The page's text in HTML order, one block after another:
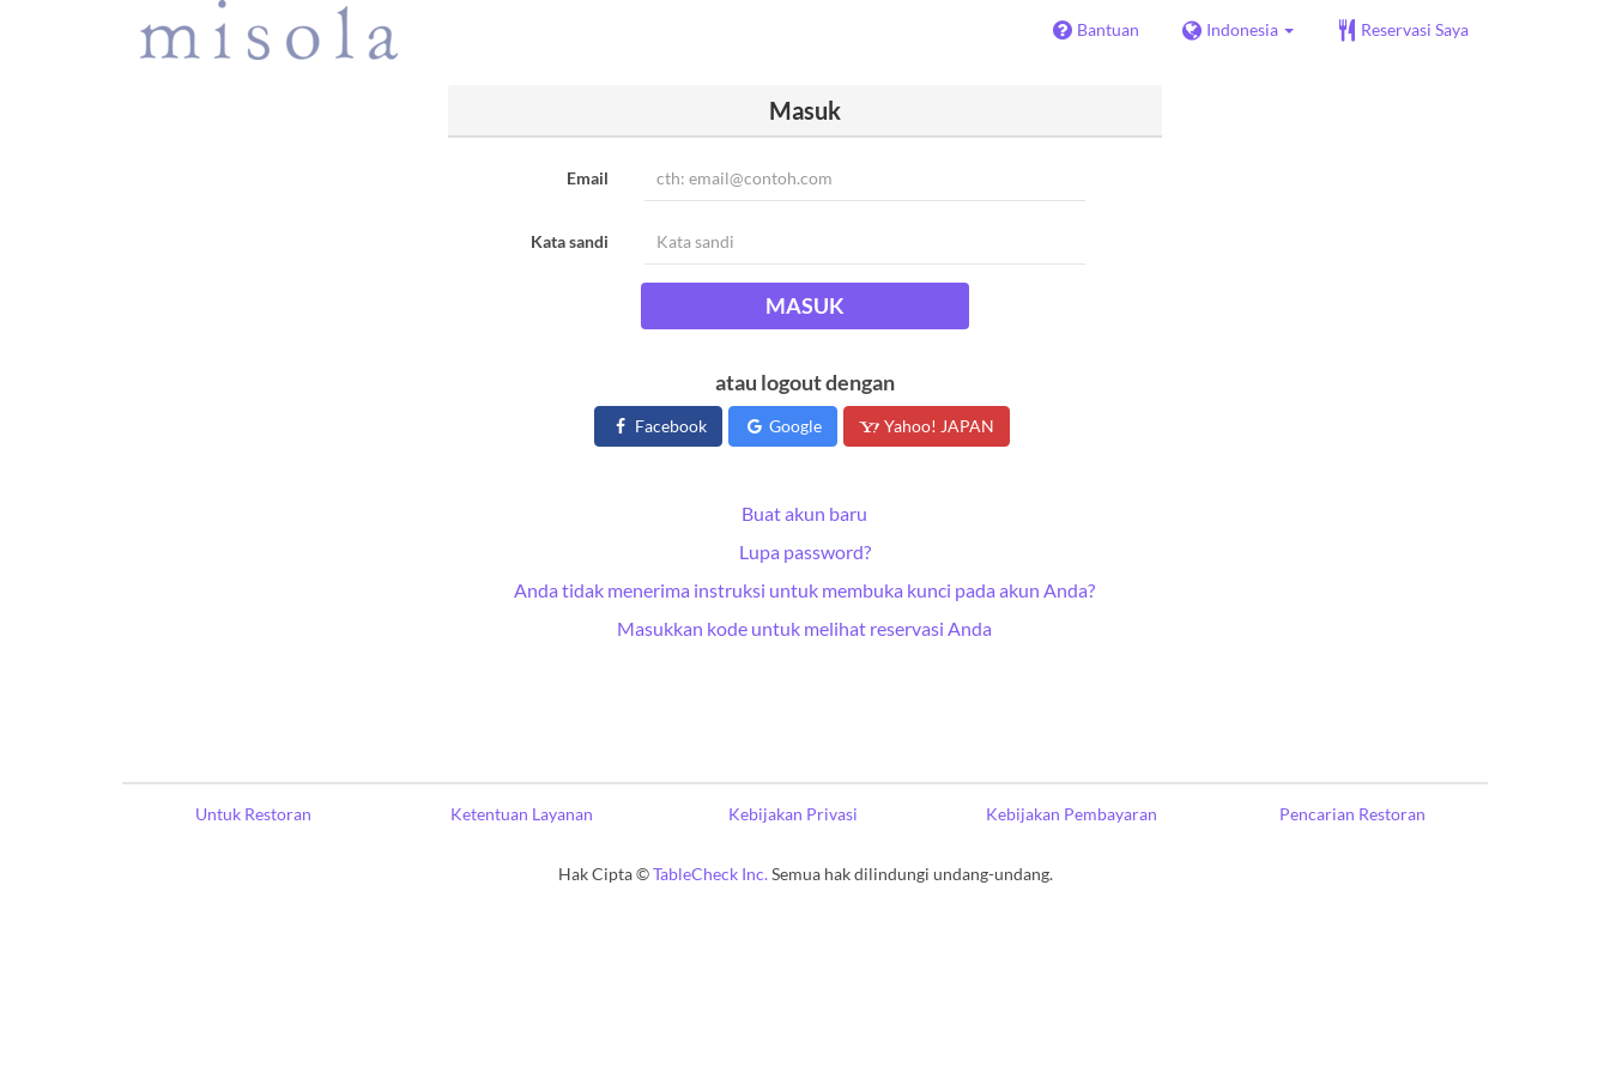
Bantuan Indonesia Reservasi Saya
Masuk
Email
Kata sandi
MASUK
atau logout dengan
Facebook Google Yahoo! JAPAN
Buat akun baru
Lupa password?
Anda tidak menerima instruksi untuk membuka kunci pada akun Anda?
Masukkan kode untuk melihat reservasi Anda
Untuk Restoran Ketentuan Layanan Kebijakan Privasi Kebijakan Pembayaran Pencarian Restoran
Hak Cipta ©TableCheck Inc.Semua hak dilindungi undang-undang.